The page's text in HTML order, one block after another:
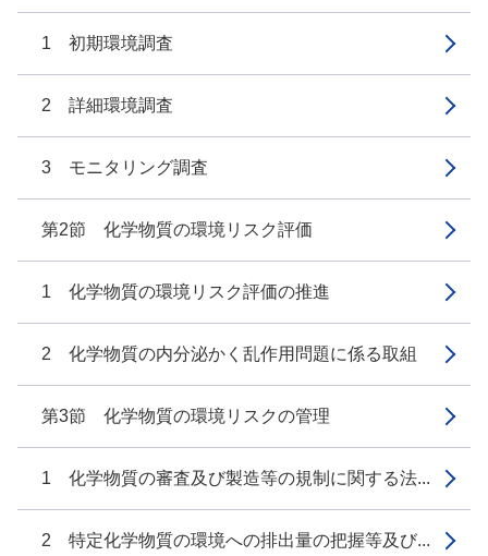
1 初期環境調査
2 詳細環境調査
3 モニタリング調査
第2節 化学物質の環境リスク評価
1 化学物質の環境リスク評価の推進
2 化学物質の内分泌かく乱作用問題に係る取組
第3節 化学物質の環境リスクの管理
1 化学物質の審査及び製造等の規制に関する法...
2 特定化学物質の環境への排出量の把握等及び...